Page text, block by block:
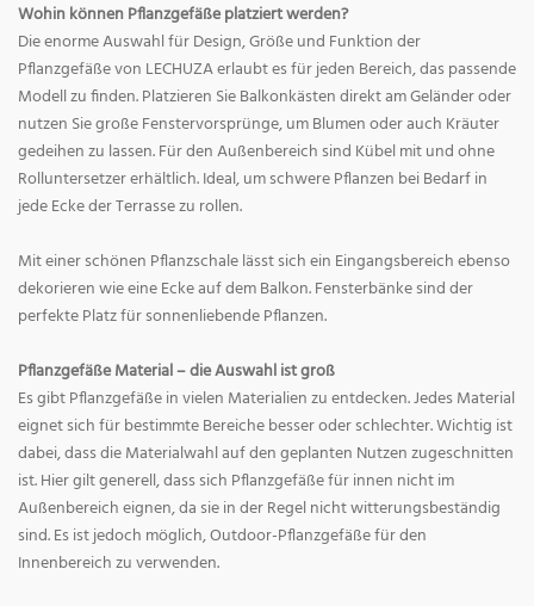
Wohin können Pflanzgefäße platziert werden?
Die enorme Auswahl für Design, Größe und Funktion der
Pflanzgefäße von LECHUZA erlaubt es für jeden Bereich, das passende
Modell zu finden. Platzieren Sie Balkonkästen direkt am Geländer oder
nutzen Sie große Fenstervorsprünge, um Blumen oder auch Kräuter
gedeihen zu lassen. Für den Außenbereich sind Kübel mit und ohne
Rolluntersetzer erhältlich. Ideal, um schwere Pflanzen bei Bedarf in
jede Ecke der Terrasse zu rollen.
Mit einer schönen Pflanzschale lässt sich ein Eingangsbereich ebenso
dekorieren wie eine Ecke auf dem Balkon. Fensterbänke sind der
perfekte Platz für sonnenliebende Pflanzen.
Pflanzgefäße Material – die Auswahl ist groß
Es gibt Pflanzgefäße in vielen Materialien zu entdecken. Jedes Material
eignet sich für bestimmte Bereiche besser oder schlechter. Wichtig ist
dabei, dass die Materialwahl auf den geplanten Nutzen zugeschnitten
ist. Hier gilt generell, dass sich Pflanzgefäße für innen nicht im
Außenbereich eignen, da sie in der Regel nicht witterungsbeständig
sind. Es ist jedoch möglich, Outdoor-Pflanzgefäße für den
Innenbereich zu verwenden.